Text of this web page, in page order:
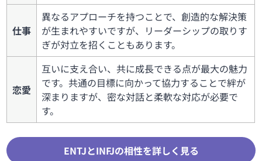
仕事
異なるアプローチを持つことで、創造的な解決策
が生まれやすいですが、リーダーシップの取りす
ぎが対立を招くこともあります。
恋愛
互いに支え合い、共に成長できる点が最大の魅力
です。共通の目標に向かって協力することで絆が
深まりますが、密な対話と柔軟な対応が必要で
す。
ENTJとINFJの相性を詳しく見る